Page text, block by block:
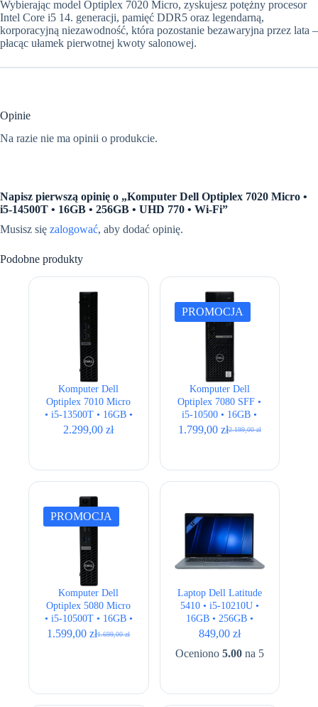
Wybierając model Optiplex 7020 Micro, zyskujesz potężny procesor
Intel Core i5 14. generacji, pamięć DDR5 oraz legendarną,
korporacyjną niezawodność, która pozostanie bezawaryjna przez lata –
płacąc ułamek pierwotnej kwoty salonowej.
Opinie
Na razie nie ma opinii o produkcie.
Napisz pierwszą opinię o „Komputer Dell Optiplex 7020 Micro •
i5-14500T • 16GB • 256GB • UHD 770 • Wi-Fi”
Musisz się zalogować, aby dodać opinię.
Podobne produkty
Komputer Dell
Optiplex 7010 Micro
• i5-13500T • 16GB •
256GB • UHD 770 •
2.299,00zł
PROMOCJA
Komputer Dell
Optiplex 7080 SFF •
i5-10500 • 16GB •
256GB • Intel UHD
2.199,00zł
Pierwotna
2.199,00 zł.
1.799,00 zł
Aktualna
1.799,00 zł.
PROMOCJA
Komputer Dell
Optiplex 5080 Micro
• i5-10500T • 16GB •
256GB • UHD 630
1.699,00zł
Pierwotna
1.599,00zł
Aktualna
Laptop Dell Latitude
5410 • i5-10210U •
16GB • 256GB •
UHD 620 • 14 ” Full
849,00 zł
Oceniono 5.00na 5